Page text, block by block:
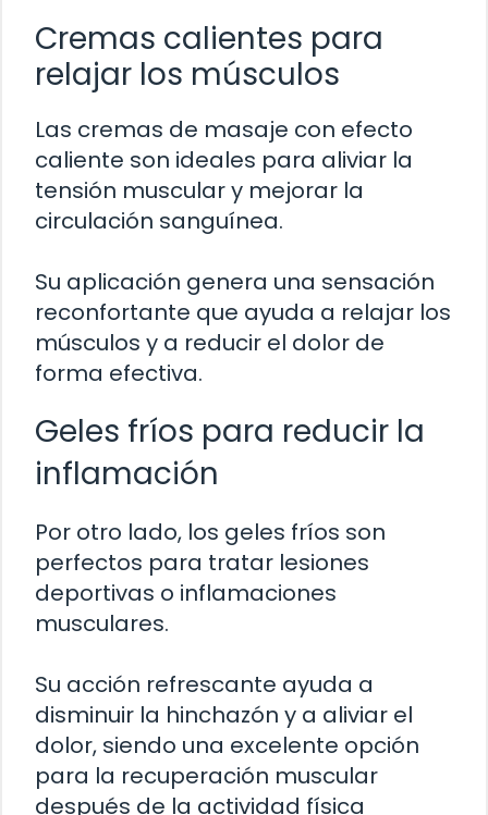
Cremas calientes para
relajar los músculos
Las cremas de masaje con efecto
caliente son ideales para aliviar la
tensión muscular y mejorar la
circulación sanguínea.
Su aplicación genera una sensación
reconfortante que ayuda a relajar los
músculos y a reducir el dolor de
forma efectiva.
Geles fríos para reducir la
inflamación
Por otro lado, los geles fríos son
perfectos para tratar lesiones
deportivas o inflamaciones
musculares.
Su acción refrescante ayuda a
disminuir la hinchazón y a aliviar el
dolor, siendo una excelente opción
para la recuperación muscular
después de la actividad física